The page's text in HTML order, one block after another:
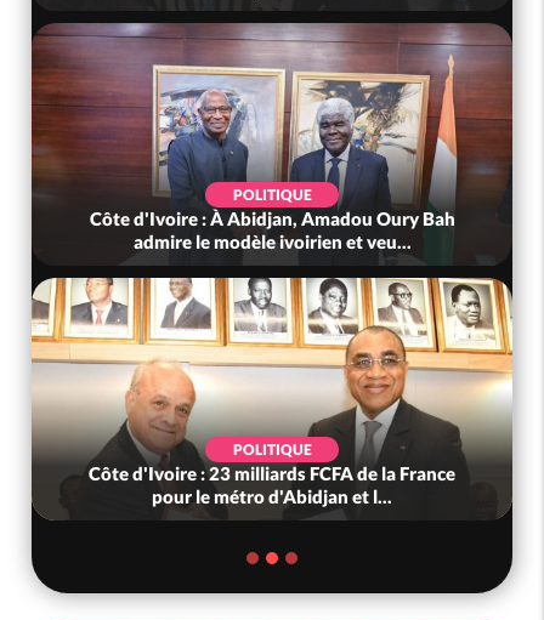
POLITIQUE
Côte d'Ivoire : À Abidjan, Amadou Oury Bah
admire le modèle ivoirien et veu...
POLITIQUE
Côte d'Ivoire : 23 milliards FCFA de la France
pour le métro d'Abidjan et l...